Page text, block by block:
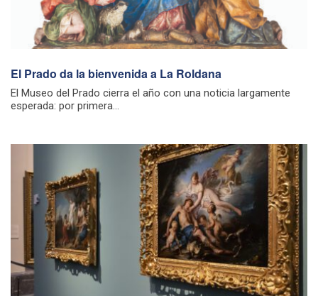
El Prado da la bienvenida a La Roldana
El Museo del Prado cierra el año con una noticia largamente
esperada: por primera...